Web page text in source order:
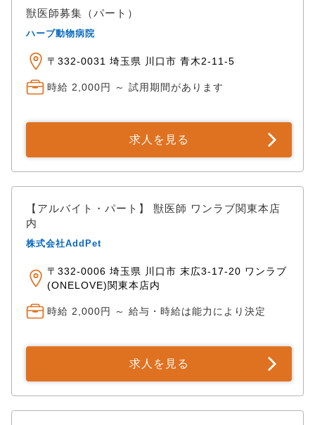
獣医師募集（パート）
ハーブ動物病院
〒332-0031 埼玉県 川口市 青木2-11-5
時給 2,000円 ～ 試用期間があります
求人を見る
【アルバイト・パート】 獣医師 ワンラブ関東本店
内
株式会社AddPet
〒332-0006 埼玉県 川口市 末広3-17-20 ワンラブ
(ONELOVE)関東本店内
時給 2,000円 ～ 給与・時給は能力により決定
求人を見る